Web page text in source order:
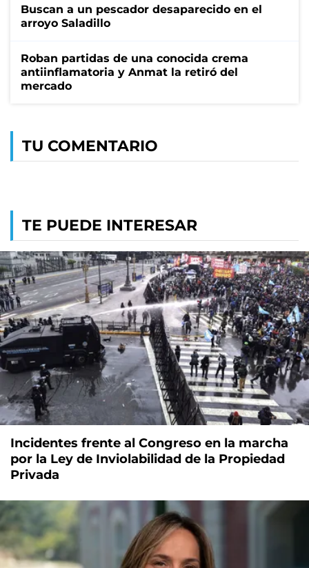
Buscan a un pescador desaparecido en el
arroyo Saladillo
Roban partidas de una conocida crema
antiinflamatoria y Anmat la retiró del
mercado
TU COMENTARIO
TE PUEDE INTERESAR
Incidentes frente al Congreso en la marcha
por la Ley de Inviolabilidad de la Propiedad
Privada